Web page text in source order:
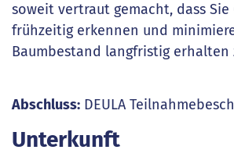
soweit vertraut gemacht, dass Sie
frühzeitig erkennen und
Baumbestand langfristig erhalten
Abschluss: DEULA
Unterkunft